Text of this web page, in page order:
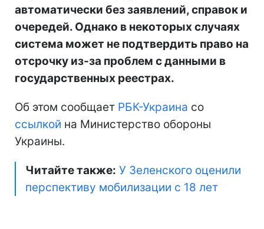
автоматически без заявлений, справок и
очередей. Однако в некоторых случаях
система может не подтвердить право на
отсрочку из-за проблем с данными в
государственных реестрах.
Об этом сообщает РБК-Украина со
ссылкой на Министерство обороны
Украины.
Читайте также: У Зеленского оценили
перспективу мобилизации с 18 лет